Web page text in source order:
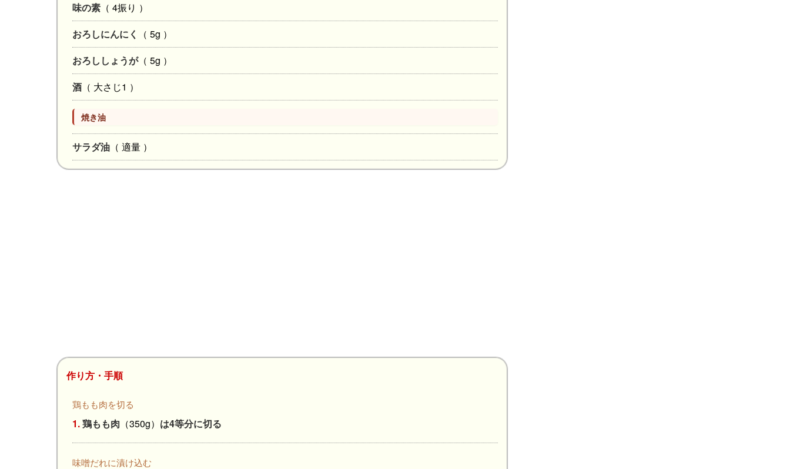
味の素（ 4振り ）
おろしにんにく
（ 5g ）
おろししょうが（ 5g ）
酒（ 大さじ1 ）
焼き油
サラダ油（ 適量 ）
作り方・手順
鶏もも肉を切る
1.鶏もも肉 （350g） は4等分に切る
味噌だれに漬け込む